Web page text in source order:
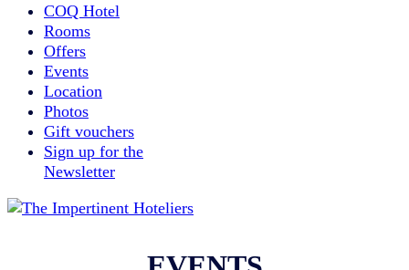
COQ Hotel
Rooms
Offers
Events
Location
Photos
Gift vouchers
Sign up for the
Newsletter